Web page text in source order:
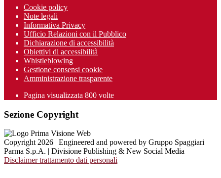
Cookie policy
Note legali
Informativa Privacy
Ufficio Relazioni con il Pubblico
Dichiarazione di accessibilità
Obiettivi di accessibilità
Whistleblowing
Gestione consensi cookie
Amministrazione trasparente
Pagina visualizzata 800 volte
Sezione Copyright
Copyright 2026 | Engineered and powered by Gruppo Spaggiari
Parma S.p.A. | Divisione Publishing & New Social Media
Disclaimer trattamento dati personali